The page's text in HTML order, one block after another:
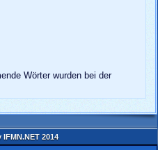
Wörter wurden bei der
2014